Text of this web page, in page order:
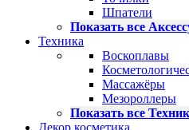
Шпатели
Показать все
Техника
Воскоплавы
Массажёры
Мезороллеры
Показать все